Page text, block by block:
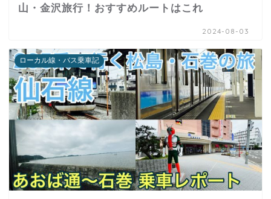
山・金沢旅行！おすすめルートはこれ
2024-08-03
ローカル線・バス乗車記